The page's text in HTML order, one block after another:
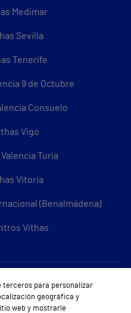
Medimar
Sevilla
Tenerife
9 de Octubre
Consuelo
Vigo
Turia
Vitoria
(Benalmádena)
Vithas
terceros para personalizar
geográfica y
web y mostrarle